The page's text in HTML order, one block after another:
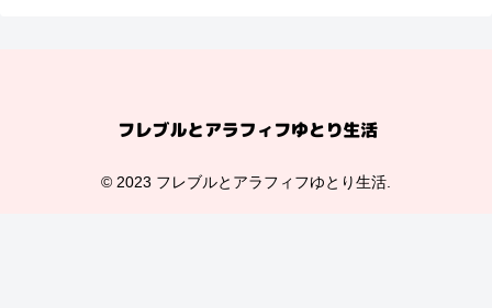
© 2023 フレブルとアラフィフゆとり生活.